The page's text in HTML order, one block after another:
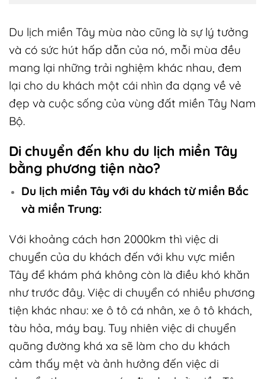
Du lịch miền Tây mùa nào cũng là sự lý tưởng
và có sức hút hấp dẫn của nó, mỗi mùa đều
mang lại những trải nghiệm khác nhau, đem
lại cho du khách một cái nhìn đa dạng về vẻ
đẹp và cuộc sống của vùng đất miền Tây Nam
Bộ.
Di chuyển đến khu du lịch miền Tây
bằng phương tiện nào?
Du lịch miền Tây với du khách từ miền Bắc
và miền Trung:
Với khoảng cách hơn 2000km thì việc di
chuyển của du khách đến với khu vực miền
Tây để khám phá không còn là điều khó khăn
như trước đây. Việc di chuyển có nhiều phương
tiện khác nhau: xe ô tô cá nhân, xe ô tô khách,
tàu hỏa, máy bay. Tuy nhiên việc di chuyển
quãng đường khá xa sẽ làm cho du khách
cảm thấy mệt và ảnh hưởng đến việc di